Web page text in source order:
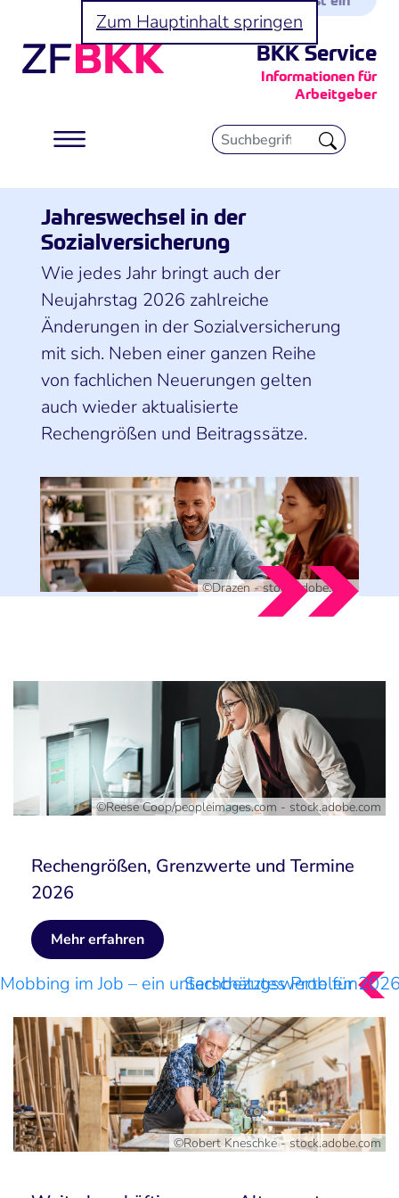
Zum Hauptinhalt springen
BKK Service
Informationen für
Arbeitgeber
Jahreswechsel in der
Sozialversicherung
Wie jedes Jahr bringt auch der
Neujahrstag 2026 zahlreiche
Änderungen in der Sozialversicherung
mit sich. Neben einer ganzen Reihe
von fachlichen Neuerungen gelten
auch wieder aktualisierte
Rechengrößen und Beitragssätze.
©Drazen - stock.adobe.com
©Reese Coop/peopleimages.com - stock.adobe.com
Rechengrößen, Grenzwerte und Termine
2026
Mehr erfahren
©Robert Kneschke - stock.adobe.com
Mobbing im Job – ein unterschätztes Problem
Sachbezugswerte für